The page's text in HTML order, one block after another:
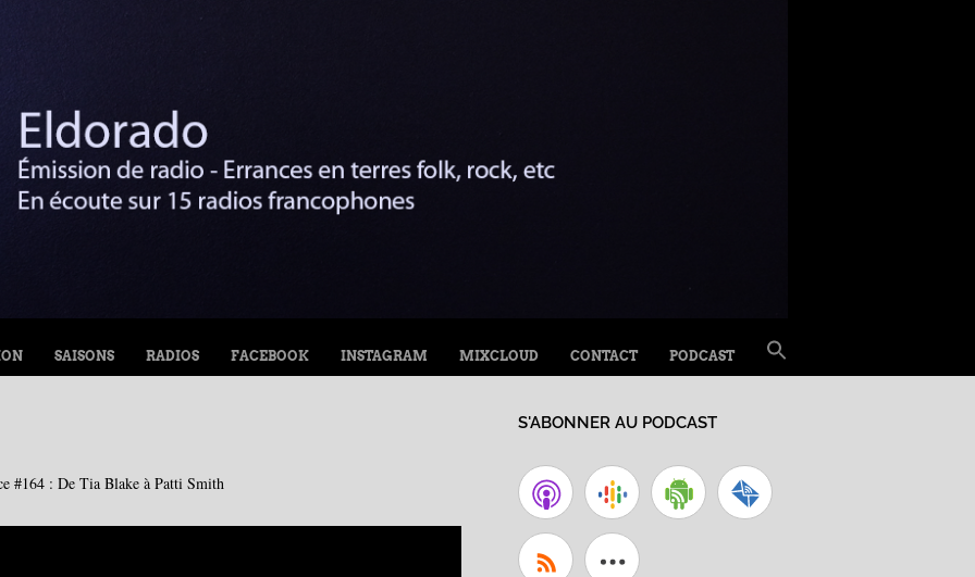
SAISONS RADIOS FACEBOOK INSTAGRAM MIXCLOUD CONTACT PODCAST
FOR:
Search Button
#164 : De Tia Blake à Patti Smith
S'ABONNER AU PODCAST